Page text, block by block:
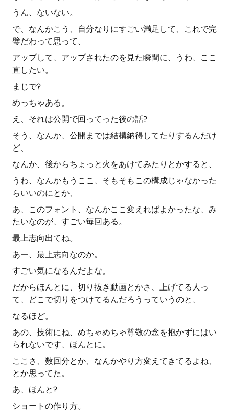
うん、ないない。
で、なんかこう、自分なりにすごい満足して、これで完
璧だわって思って、
アップして、アップされたのを見た瞬間に、うわ、ここ
直したい。
まじで?
めっちゃある。
え、それは公開で回ってった後の話?
そう、なんか、公開までは結構納得してたりするんだけ
ど、
なんか、後からちょっと火をあけてみたりとかすると、
うわ、なんかもうここ、そもそもこの構成じゃなかった
らいいのにとか、
あ、このフォント、なんかここ変えればよかったな、み
たいなのが、すごい毎回ある。
最上志向出てね。
あー、最上志向なのか。
すごい気になるんだよな。
だからほんとに、切り抜き動画とかさ、上げてる人っ
て、どこで切りをつけてるんだろうっていうのと、
なるほど。
あの、技術にね、めちゃめちゃ尊敬の念を抱かずにはい
られないです、ほんとに。
ここさ、数回分とか、なんかやり方変えてきてるよね、
とか思ってた。
あ、ほんと?
ショートの作り方。